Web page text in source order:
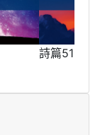
詩篇51-